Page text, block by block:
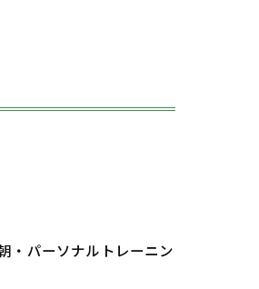
・パーソナルトレーニン